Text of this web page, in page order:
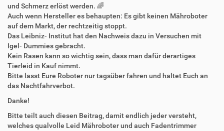
und Schmerz erlöst werden. 🌈
Auch wenn Hersteller es behaupten: Es gibt keinen Mähroboter
auf dem Markt, der rechtzeitig stoppt.
Das Leibniz- Institut hat den Nachweis dazu in Versuchen mit
Igel- Dummies gebracht.
Kein Rasen kann so wichtig sein, dass man dafür derartiges
Tierleid in Kauf nimmt.
Bitte lasst Eure Roboter nur tagsüber fahren und haltet Euch an
das Nachtfahrverbot.
Danke!
Bitte teilt auch diesen Beitrag, damit endlich jeder versteht,
welches qualvolle Leid Mähroboter und auch Fadentrimmer